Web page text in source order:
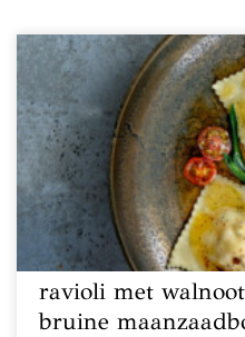
ravioli met
bruine